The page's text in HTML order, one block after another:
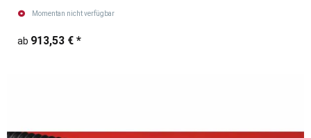
Momentan nicht verfügbar
ab 913,53 € *